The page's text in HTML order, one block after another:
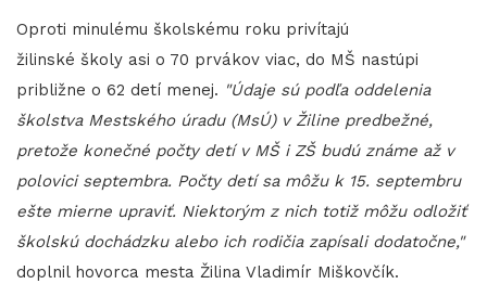
Oproti minulému školskému roku privítajú
žilinské školy asi o 70 prvákov viac, do MŠ nastúpi
približne o 62 detí menej. "Údaje sú podľa oddelenia
školstva Mestského úradu (MsÚ) v Žiline predbežné,
pretože konečné počty detí v MŠ i ZŠ budú známe až v
polovici septembra. Počty detí sa môžu k 15. septembru
ešte mierne upraviť. Niektorým z nich totiž môžu odložiť
školskú dochádzku alebo ich rodičia zapísali dodatočne,"
doplnil hovorca mesta Žilina Vladimír Miškovčík.